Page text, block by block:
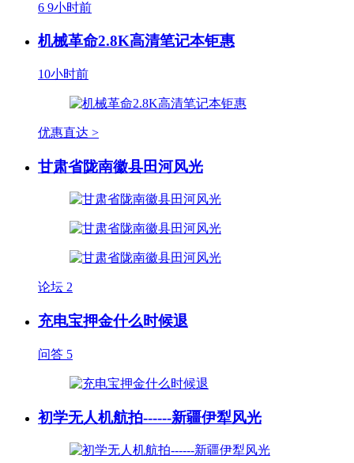
6 9小时前
机械革命2.8K高清笔记本钜惠
10小时前
优惠直达 >
甘肃省陇南徽县田河风光
论坛 2
充电宝押金什么时候退
问答 5
初学无人机航拍------新疆伊犁风光